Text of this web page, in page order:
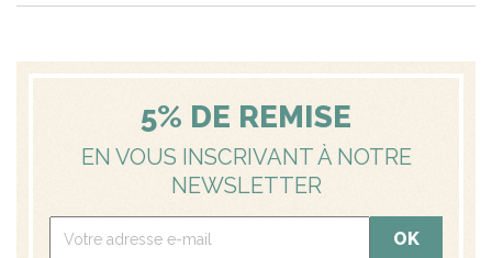
5% DE REMISE
EN VOUS INSCRIVANT À NOTRE
NEWSLETTER